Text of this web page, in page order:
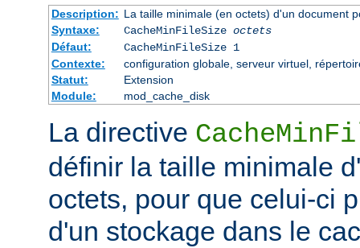
Description: La taille minimale (en octets) d'un document
Syntaxe:
CacheMinFileSize octets
Défaut:
CacheMinFileSize 1
Contexte:
configuration globale, serveur virtuel,
Statut:
Extension
Module:
mod_cache_disk
La directive
définir la taille minimale
octets, pour que celui-ci
d'un stockage dans le